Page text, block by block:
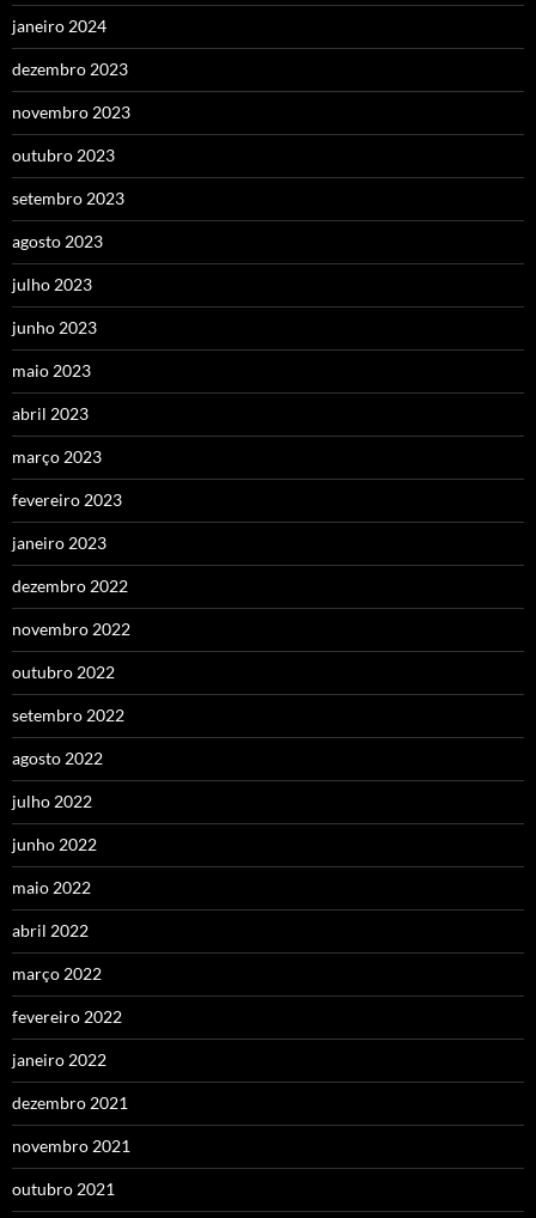
janeiro 2024
dezembro 2023
novembro 2023
outubro 2023
setembro 2023
agosto 2023
julho 2023
junho 2023
maio 2023
abril 2023
março 2023
fevereiro 2023
janeiro 2023
dezembro 2022
novembro 2022
outubro 2022
setembro 2022
agosto 2022
julho 2022
junho 2022
maio 2022
abril 2022
março 2022
fevereiro 2022
janeiro 2022
dezembro 2021
novembro 2021
outubro 2021